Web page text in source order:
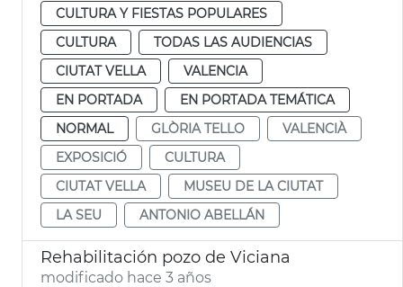
CULTURA Y FIESTAS POPULARES
CULTURA
TODAS LAS AUDIENCIAS
CIUTAT VELLA
VALENCIA
EN PORTADA
EN PORTADA TEMÁTICA
NORMAL
GLÒRIA TELLO
VALENCIÀ
EXPOSICIÓ
CULTURA
CIUTAT VELLA
MUSEU DE LA CIUTAT
LA SEU
ANTONIO ABELLÁN
Rehabilitación pozo de Viciana
modificado hace 3 años